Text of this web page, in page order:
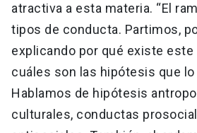
atractiva a esta materia. “El
tipos de conducta. Partimos,
explicando por qué existe
cuáles son las hipótesis que lo
Hablamos de hipótesis
culturales, conductas